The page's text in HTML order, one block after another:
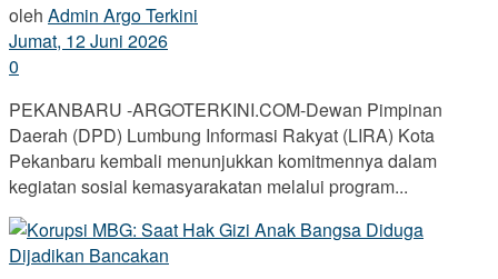
oleh Admin Argo Terkini
Jumat, 12 Juni 2026
0
PEKANBARU -ARGOTERKINI.COM-Dewan Pimpinan
Daerah (DPD) Lumbung Informasi Rakyat (LIRA) Kota
Pekanbaru kembali menunjukkan komitmennya dalam
kegiatan sosial kemasyarakatan melalui program...